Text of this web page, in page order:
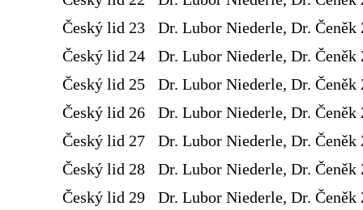
Český lid 23
Dr. Lubor Niederle, Dr. Čeněk
Český lid 24
Dr. Lubor Niederle, Dr. Čeněk
Český lid 25
Dr. Lubor Niederle, Dr. Čeněk
Český lid 26
Dr. Lubor Niederle, Dr. Čeněk
Český lid 27
Dr. Lubor Niederle, Dr. Čeněk
Český lid 28
Dr. Lubor Niederle, Dr. Čeněk
Český lid 29
Dr. Lubor Niederle, Dr. Čeněk